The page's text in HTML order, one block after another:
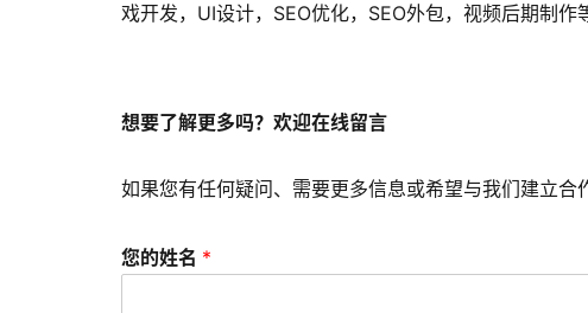
戏开发，UI设计，SEO优化，SEO外包，视频后期制作
想要了解更多吗？欢迎在线留言
如果您有任何疑问、需要更多信息或希望与我们建立
您的姓名 *